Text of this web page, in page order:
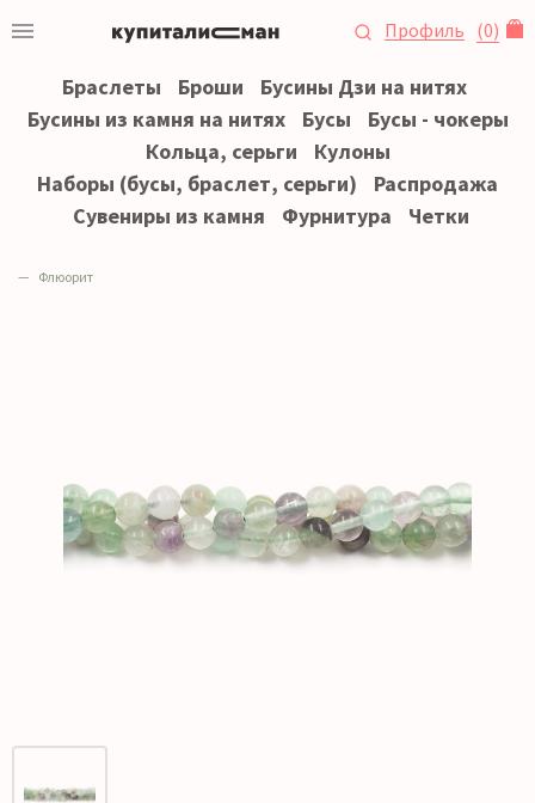
Профиль (0)
Браслеты Броши
Бусины Дзи на нитях
Бусины из камня на нитях
Бусы
Бусы - чокеры
Кольца, серьги
Кулоны
Наборы (бусы, браслет, серьги)
Распродажа
Сувениры из камня
Фурнитура Четки
Флюорит